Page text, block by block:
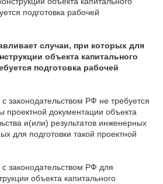
подготовка рабочей
случаи, при которых для
объекта капитального
подготовка рабочей
с законодательством РФ не требуется
проектной документации объекта
и(или) результатов инженерных
для подготовки такой проектной
с законодательством РФ для
объекта капитального